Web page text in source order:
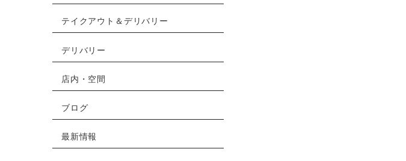
テイクアウト＆デリバリー
デリバリー
店内・空間
ブログ
最新情報